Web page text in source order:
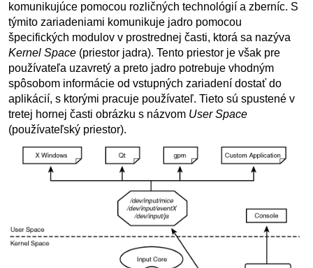
komunikujúce pomocou rozličných technológií a zberníc. S
týmito zariadeniami komunikuje jadro pomocou
špecifických modulov v prostrednej časti, ktorá sa nazýva
Kernel Space (priestor jadra). Tento priestor je však pre
používateľa uzavretý a preto jadro potrebuje vhodným
spôsobom informácie od vstupných zariadení dostať do
aplikácií, s ktorými pracuje používateľ. Tieto sú spustené v
tretej hornej časti obrázku s názvom User Space
(používateľský priestor).